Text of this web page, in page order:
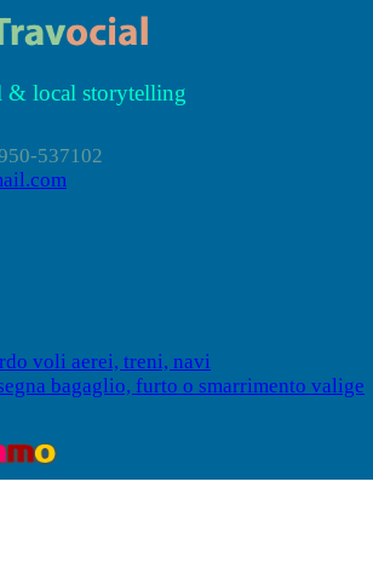
& local storytelling
537102
voli aerei, treni, navi
bagaglio, furto o smarrimento valige